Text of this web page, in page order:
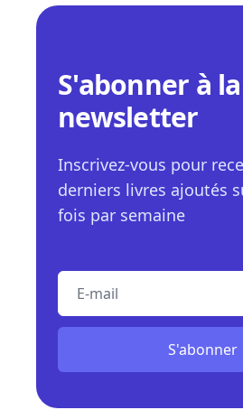
S'abonner à la
newsletter
Inscrivez-vous pour
derniers livres ajoutés
fois par semaine
S'abonner